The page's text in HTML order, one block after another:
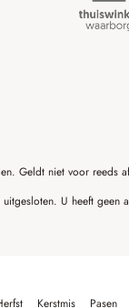
Geldt niet voor
U heeft
Kerstmis Pasen